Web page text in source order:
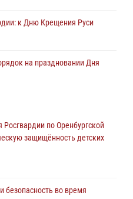
к Дню Крещения Руси
на праздновании Дня
проверили готовность детских
по Оренбургской
защищённость детских
безопасность во время